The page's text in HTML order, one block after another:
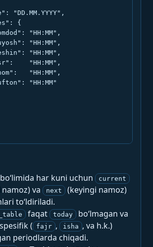
"DD.MM.YYYY",
{
"HH:MM",
"HH:MM",
"HH:MM",
"HH:MM",
"HH:MM",
"HH:MM"
bo‘limida har kuni uchun current
va next
(keyingi namoz)
to‘ldiriladi.
faqat today
bo‘lmagan va
( fajr , isha , va h.k.)
periodlarda chiqadi.